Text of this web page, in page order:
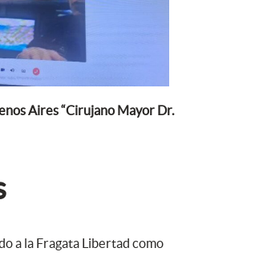
Aires “Cirujano Mayor Dr.
a la Fragata Libertad como